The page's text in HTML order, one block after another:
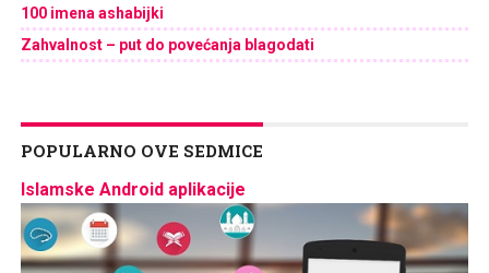
100 imena ashabijki
Zahvalnost – put do povećanja blagodati
POPULARNO OVE SEDMICE
Islamske Android aplikacije